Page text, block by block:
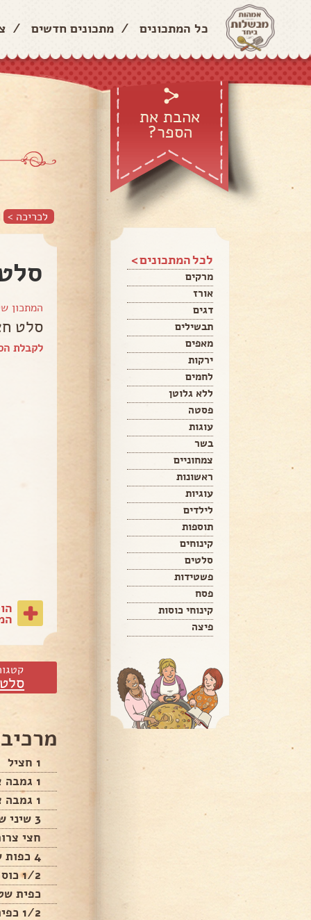
כל המתכונים / מתכונים חדשים /
אהבת את
הספר?
לכל המתכונים >
מרקים
אורז
דגים
תבשילים
מאפים
ירקות
לחמים
ללא גלוטן
פסטה
עוגות
בשר
צמחוניים
ראשונות
עוגיות
לילדים
תוספות
קינוחים
סלטים
פשטידות
פסח
קינוחי כוסות
פיצה
לכריכה >
המתכון
סלט
לקבלת
1 חציל
1 גמבה אדומה חתוכה לרצועות דקות
1 גמבה צהובה חתוכה לרצועות דקות
3 שיני שום כתושות
חצי
4 כפות שמן
1/2 כוס חומץ
כפית
1/2 כפית סוכר